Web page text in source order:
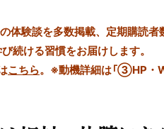
体験談を多数掲載、定期購読者
続ける習慣をお届けします。
こちら。 ※動機詳細は「③HP・